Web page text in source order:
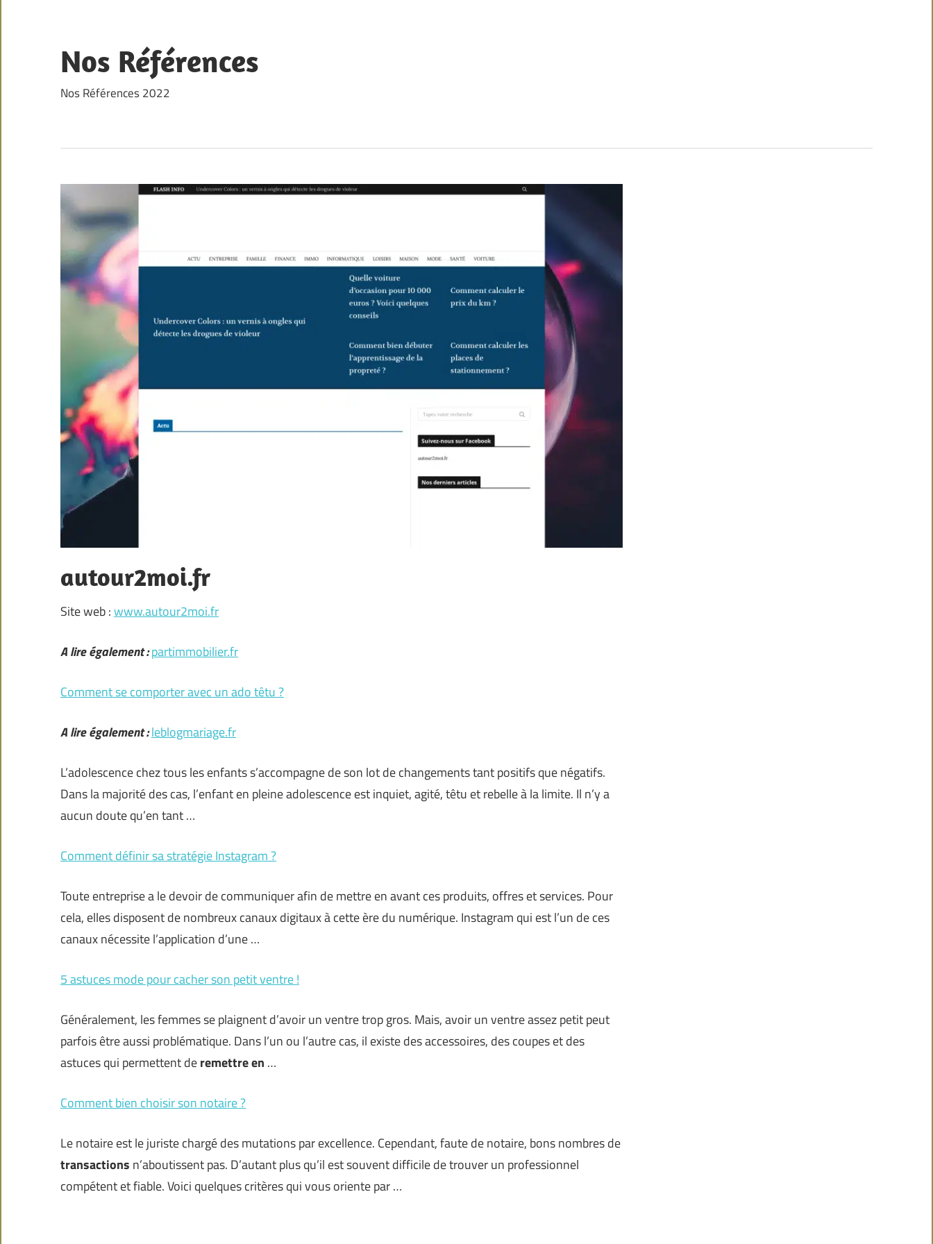
content
Nos Références
Nos Références 2022
autour2moi.fr
Site web :www.autour2moi.fr
A lire également :partimmobilier.fr
Comment se comporter avec un ado têtu ?
A lire également :leblogmariage.fr
L’adolescence chez tous les enfants s’accompagne de son lot de changements tant positifs que négatifs.
Dans la majorité des cas, l’enfant en pleine adolescence est inquiet, agité, têtu et rebelle à la limite. Il n’y a
aucun doute qu’en tant …
Comment définir sa stratégie Instagram ?
Toute entreprise a le devoir de communiquer afin de mettre en avant ces produits, offres et services. Pour
cela, elles disposent de nombreux canaux digitaux à cette ère du numérique. Instagram qui est l’un de ces
canaux nécessite l’application d’une …
5 astuces mode pour cacher son petit ventre !
Généralement, les femmes se plaignent d’avoir un ventre trop gros. Mais, avoir un ventre assez petit peut
parfois être aussi problématique. Dans l’un ou l’autre cas, il existe des accessoires, des coupes et des
astuces qui permettent deremettre en …
Comment bien choisir son notaire ?
Le notaire est le juriste chargé des mutations par excellence. Cependant, faute de notaire, bons nombres de
transactions n’aboutissent pas. D’autant plus qu’il est souvent difficile de trouver un professionnel
compétent et fiable. Voici quelques critères qui vous oriente par …